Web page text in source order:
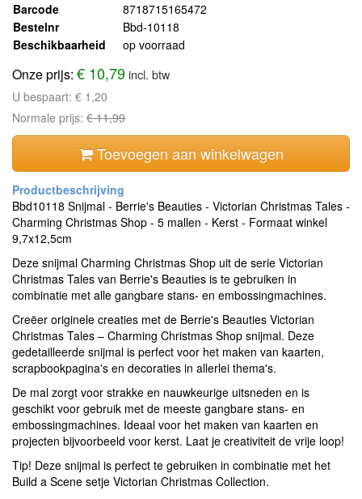
Barcode
8718715165472
Bestelnr
Bbd-10118
Beschikbaarheid
op voorraad
Onze prijs: € 10,79incl. btw
U bespaart: € 1,20
Normale prijs: € 11,99
Toevoegen aan winkelwagen
Bbd10118 Snijmal - Berrie's Beauties - Victorian Christmas Tales -
Charming Christmas Shop - 5 mallen - Kerst - Formaat winkel
9,7x12,5cm
Deze snijmal Charming Christmas Shop uit de serie Victorian
Christmas Tales van Berrie's Beauties is te gebruiken in
combinatie met alle gangbare stans- en embossingmachines.
Creëer originele creaties met de Berrie's Beauties Victorian
Christmas Tales – Charming Christmas Shop snijmal. Deze
gedetailleerde snijmal is perfect voor het maken van kaarten,
scrapbookpagina's en decoraties in allerlei thema's.
De mal zorgt voor strakke en nauwkeurige uitsneden en is
geschikt voor gebruik met de meeste gangbare stans- en
embossingmachines. Ideaal voor het maken van kaarten en
projecten bijvoorbeeld voor kerst. Laat je creativiteit de vrije loop!
Tip! Deze snijmal is perfect te gebruiken in combinatie met het
Build a Scene setje Victorian Christmas Collection.